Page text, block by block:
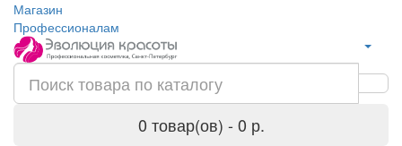
Магазин
Профессионалам
0 товар(ов) - 0 р.